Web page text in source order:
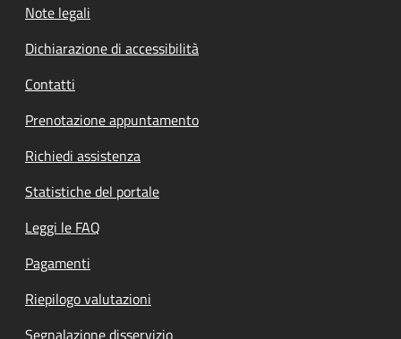
Note legali
Dichiarazione di accessibilità
Contatti
Prenotazione appuntamento
Richiedi assistenza
Statistiche del portale
Leggi le FAQ
Pagamenti
Riepilogo valutazioni
Segnalazione disservizio